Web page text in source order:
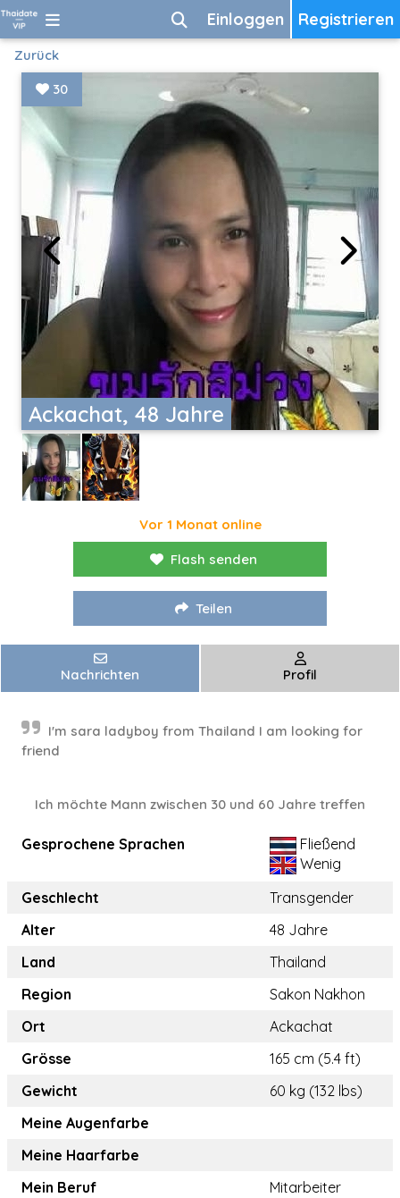
Registrieren
Einloggen
Zurück
Ackachat, 48 Jahre
30
Vor 1 Monat online
Flash senden
Teilen
Nachrichten Profil
I'm sara ladyboy from Thailand I am looking for
friend
Ich möchte Mann zwischen 30 und 60 Jahre treffen
Gesprochene Sprachen
Fließend
Wenig
Geschlecht
Transgender
Alter
48 Jahre
Land
Thailand
Region
Sakon Nakhon
Ort
Ackachat
Grösse
165 cm (5.4 ft)
Gewicht
60 kg (132 lbs)
Meine Augenfarbe
Meine Haarfarbe
Mein Beruf
Mitarbeiter